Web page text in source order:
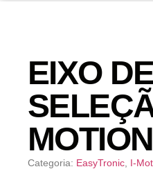
EIXO
MOTION
Categoria: EasyTronic I-